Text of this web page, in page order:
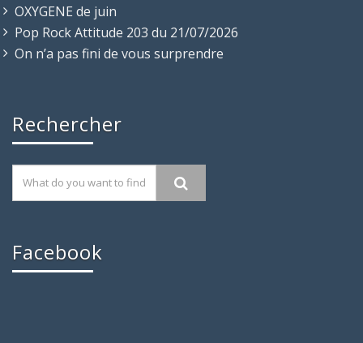
OXYGENE de juin
Pop Rock Attitude 203 du 21/07/2026
On n’a pas fini de vous surprendre
Rechercher
Facebook